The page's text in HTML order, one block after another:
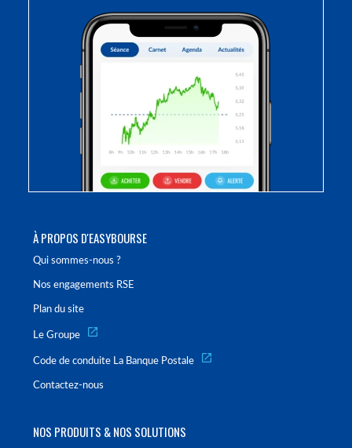
À PROPOS D'EASYBOURSE
Qui sommes-nous ?
Nos engagements RSE
Plan du site
Le Groupe
Code de conduite La Banque Postale
Contactez-nous
NOS PRODUITS & NOS SOLUTIONS